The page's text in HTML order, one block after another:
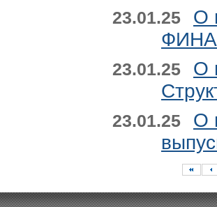
23.01.25
О
23.01.25
О
23.01.25
О